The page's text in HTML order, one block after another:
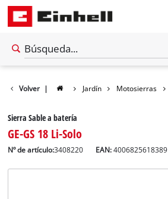
Volver | Jardín Motosierras
Sierra Sable a batería
GE-GS 18 Li-Solo
Nº de artículo:3408220 EAN:4006825618389